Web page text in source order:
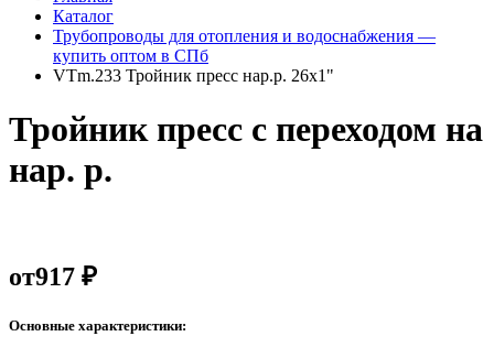
Каталог
Трубопроводы для отопления и водоснабжения —
купить оптом в СПб
VTm.233 Тройник пресс нар.р. 26х1"
Тройник пресс с переходом на
нар. р.
от917 ₽
Основные характеристики: